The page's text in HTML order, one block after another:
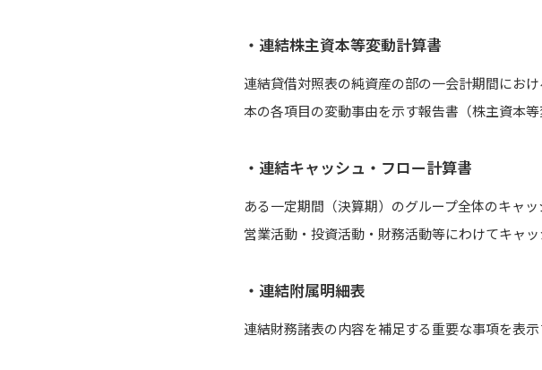
・連結株主資本等変動計算書
連結貸借対照表の純資産の部の一会計期間にお
本の各項目の変動事由を示す報告書（株主資本
・連結キャッシュ・フロー計算書
ある一定期間（決算期）のグループ全体のキャッ
営業活動・投資活動・財務活動等にわけてキャッ
・連結附属明細表
連結財務諸表の内容を補足する重要な事項を表示